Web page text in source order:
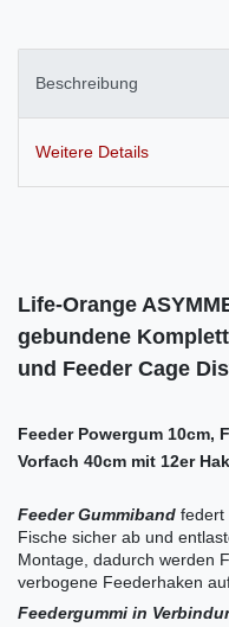
Beschreibung
Weitere Details
Life-Orange
gebundene
und Feeder Cage
Feeder Powergum 10cm,
Vorfach 40cm mit 12er
Feeder Gummiband federt
Fische sicher ab und
Montage, dadurch werden
verbogene Feederhaken
Feedergummi in